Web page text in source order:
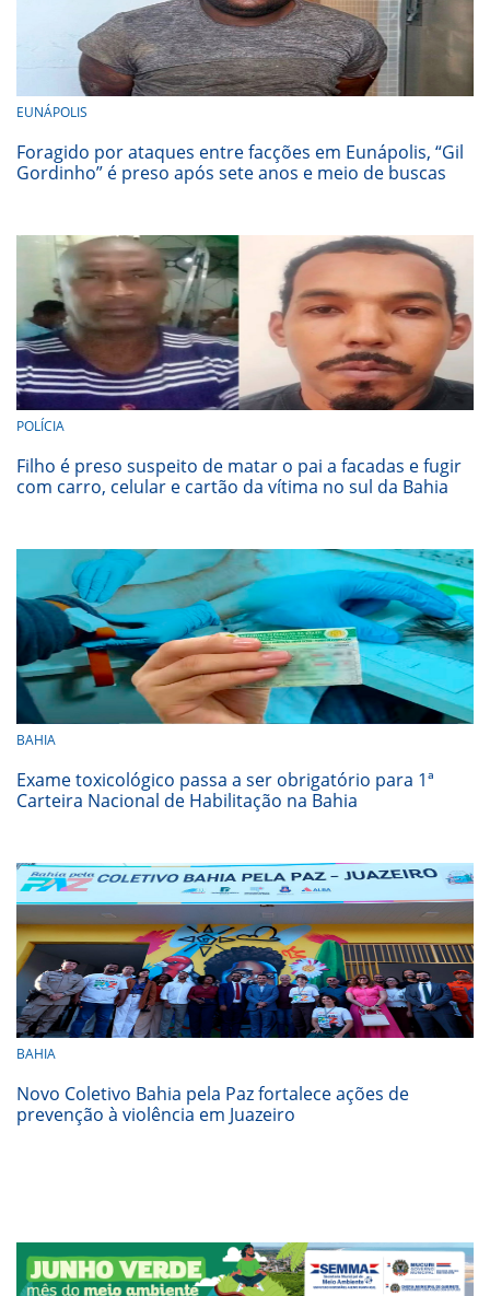
EUNÁPOLIS
Foragido por ataques entre facções em Eunápolis, “Gil
Gordinho” é preso após sete anos e meio de buscas
POLÍCIA
Filho é preso suspeito de matar o pai a facadas e fugir
com carro, celular e cartão da vítima no sul da Bahia
BAHIA
Exame toxicológico passa a ser obrigatório para 1ª
Carteira Nacional de Habilitação na Bahia
BAHIA
Novo Coletivo Bahia pela Paz fortalece ações de
prevenção à violência em Juazeiro